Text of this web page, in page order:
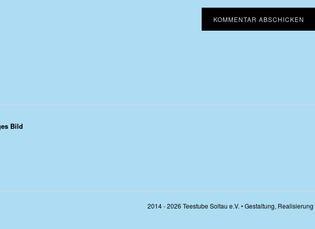
Bild
2014 - 2026 Teestube Soltau e.V. • Gestaltung,